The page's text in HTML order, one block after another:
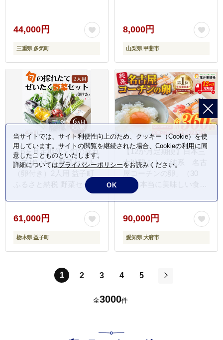
焼き 国産 すき焼き 三重
44,000円
三重県 多気町
8,000円
山梨県 甲斐市
＜6ヶ月定期便＞旬の採れ
たてぜいたく野菜セット
（卵付き）2人用 益子町
ふるさと納税 野菜セット
野菜 やさい セット 採れ
(AA034)
61,000円
栃木県 益子町
【12か月定期便】日本三
大地鶏！！ 「純系 名古
屋コーチンの卵」（30
個） 本当に美味しい食べ
物は調味料の味に負けま
90,000円
愛知県 大府市
1 2 3 4
5
全3000件
当サイトでは、サイト利便性向上のため、クッキー（Cookie）を使
用しています。サイトの閲覧を継続された場合、Cookieの利用に同
意したことものといたします。
詳細についてはプライバシーポリシーをお読みください。
OK